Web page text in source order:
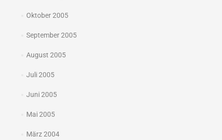
Oktober 2005
September 2005
August 2005
Juli 2005
Juni 2005
Mai 2005
März 2004